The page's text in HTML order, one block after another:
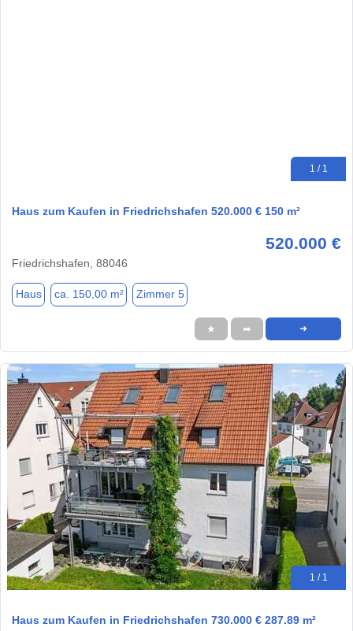
1 / 1
Haus zum Kaufen in Friedrichshafen 520.000 € 150 m²
520.000 €
Friedrichshafen, 88046
Haus ca. 150,00 m² Zimmer 5
★ ➦ ➜
1 / 1
Haus zum Kaufen in Friedrichshafen 730.000 € 287.89 m²